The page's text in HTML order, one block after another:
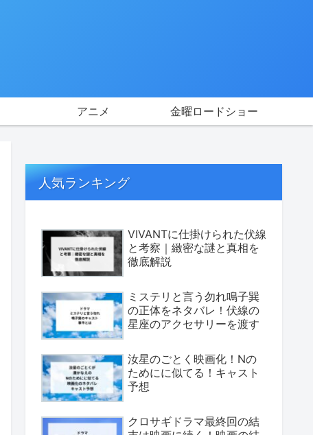
アニメ 金曜ロードショー
人気ランキング
VIVANTに仕掛けられた伏線
と考察｜緻密な謎と真相を
徹底解説
ミステリと言う勿れ鳴子巽
の正体をネタバレ！伏線の
星座のアクセサリーを渡す
汝星のごとく映画化！Nの
ためにに似てる！キャスト
予想
クロサギドラマ最終回の結